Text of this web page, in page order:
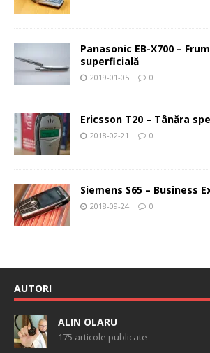
Panasonic EB-X700 –
superficială
2019-01-05 0
Ericsson T20 – Tânăra
2018-02-21 0
Siemens S65 – Business
2018-09-24 0
AUTORI
ALIN OLARU
175 articole publicate